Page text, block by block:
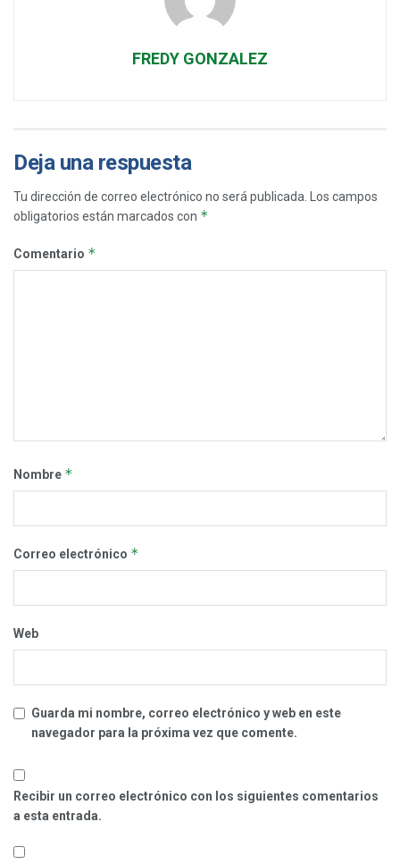
FREDY GONZALEZ
Deja una respuesta
Tu dirección de correo electrónico no será publicada.
Los campos
obligatorios están marcados con *
Comentario *
Nombre *
Correo electrónico *
Web
Guarda mi nombre, correo electrónico y web en este
navegador para la próxima vez que comente.
Recibir un correo electrónico con los siguientes comentarios
a esta entrada.